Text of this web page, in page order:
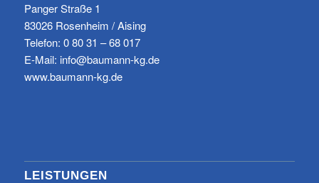
Panger Straße 1
83026 Rosenheim / Aising
Telefon: 0 80 31 – 68 017
E-Mail: info@baumann-kg.de
www.baumann-kg.de
LEISTUNGEN